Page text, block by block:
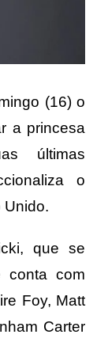
(16) o
a princesa
últimas
o
Unido.
que se
conta com
Foy, Matt
Carter